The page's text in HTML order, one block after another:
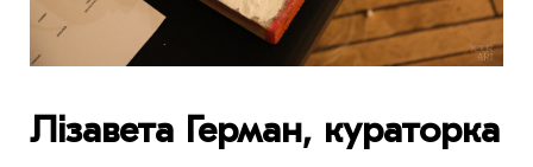
Лізавета Герман, кураторка